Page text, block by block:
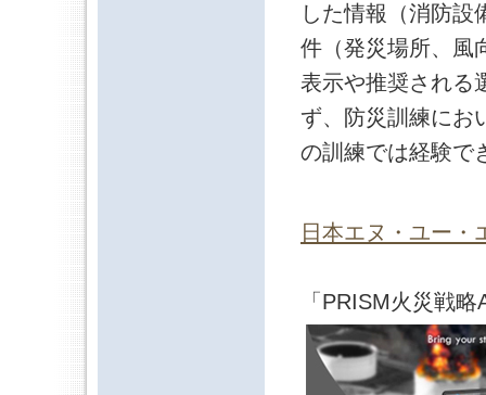
した情報（消防設
件（発災場所、風
表示や推奨される
ず、防災訓練にお
の訓練では経験で
日本エヌ・ユー・
「PRISM火災戦